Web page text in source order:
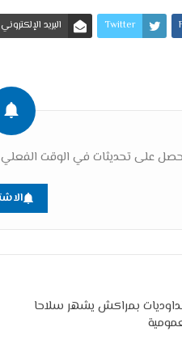
Twitter البريد الإلكتروني
على تحديثات في الوقت
بمراكش يشهر سلاحا